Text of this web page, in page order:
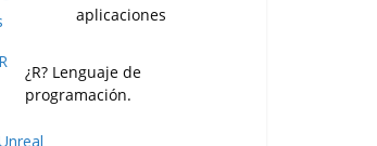
aplicaciones
¿R? Lenguaje de
programación.